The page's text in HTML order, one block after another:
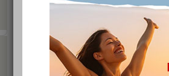
Bonne nuit.
Demain, je pars dans la famille je
midi c'est à dire la nuit pour vous